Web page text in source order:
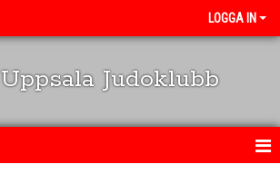
LOGGA IN
Uppsala Judoklubb